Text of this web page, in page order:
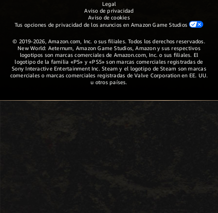
Legal
Aviso de privacidad
Aviso de cookies
Tus opciones de privacidad de los anuncios en Amazon Game Studios
© 2019-2026, Amazon.com, Inc. o sus filiales. Todos los derechos reservados.
New World: Aeternum, Amazon Game Studios, Amazon y sus respectivos
logotipos son marcas comerciales de Amazon.com, Inc. o sus filiales. El
logotipo de la familia «PS» y «PS5» son marcas comerciales registradas de
Sony Interactive Entertainment Inc. Steam y el logotipo de Steam son marcas
comerciales o marcas comerciales registradas de Valve Corporation en EE. UU.
u otros países.